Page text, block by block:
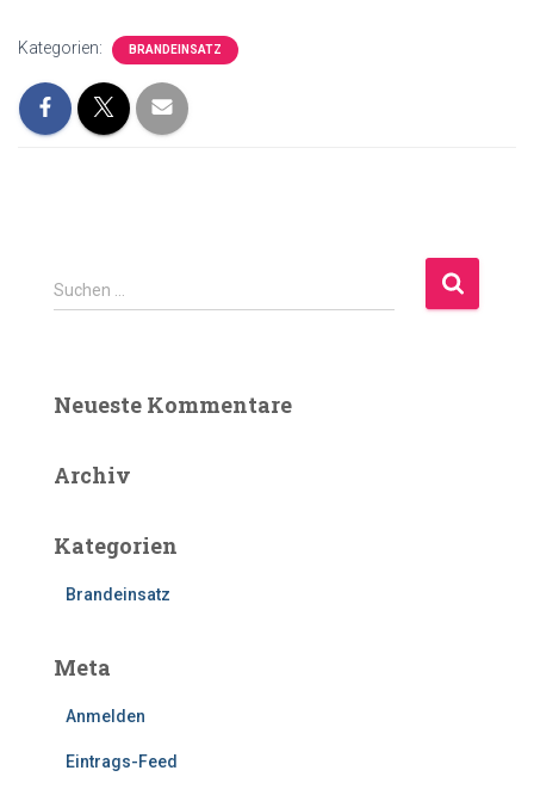
Kategorien: BRANDEINSATZ
S
u
n
a
:
Suchen …
Neueste Kommentare
Archiv
Kategorien
Brandeinsatz
Meta
Anmelden
Eintrags-Feed